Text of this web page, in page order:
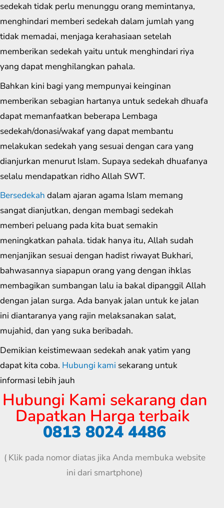
sedekah tidak perlu menunggu orang memintanya,
menghindari memberi sedekah dalam jumlah yang
tidak memadai, menjaga kerahasiaan setelah
memberikan sedekah yaitu untuk menghindari riya
yang dapat menghilangkan pahala.
Bahkan kini bagi yang mempunyai keinginan
memberikan sebagian hartanya untuk sedekah dhuafa
dapat memanfaatkan beberapa Lembaga
sedekah/donasi/wakaf yang dapat membantu
melakukan sedekah yang sesuai dengan cara yang
dianjurkan menurut Islam. Supaya sedekah dhuafanya
selalu mendapatkan ridho Allah SWT.
Bersedekah dalam ajaran agama Islam memang
sangat dianjutkan, dengan membagi sedekah
memberi peluang pada kita buat semakin
meningkatkan pahala. tidak hanya itu, Allah sudah
menjanjikan sesuai dengan hadist riwayat Bukhari,
bahwasannya siapapun orang yang dengan ihklas
membagikan sumbangan lalu ia bakal dipanggil Allah
dengan jalan surga. Ada banyak jalan untuk ke jalan
ini diantaranya yang rajin melaksanakan salat,
mujahid, dan yang suka beribadah.
Demikian keistimewaan sedekah anak yatim yang
dapat kita coba. Hubungi kami sekarang untuk
informasi lebih jauh
Hubungi Kami sekarang dan
Dapatkan Harga terbaik
0813 8024 4486
( Klik pada nomor diatas jika Anda membuka website
ini dari smartphone)